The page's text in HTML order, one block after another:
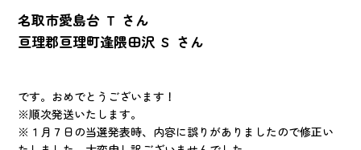
名取市愛島台 Ｔ さん
亘理郡亘理町逢隈田沢 Ｓ さん
です。おめでとうございます！
※順次発送いたします。
※１月７日の当選発表時、内容に誤りがありましたので修正い